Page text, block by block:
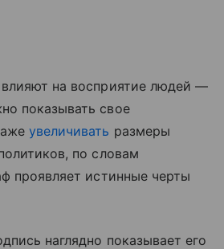
на восприятие людей —
показывать свое
увеличивать размеры
по словам
проявляет истинные черты
наглядно показывает его